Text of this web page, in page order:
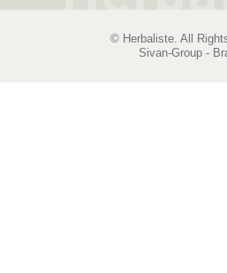
© Herbaliste. All
Sivan-Group -